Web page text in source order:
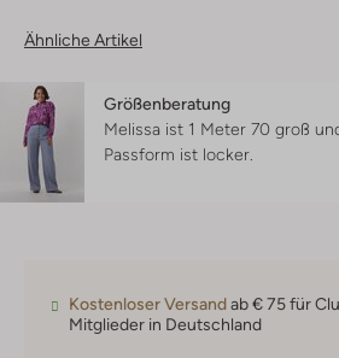
Ähnliche Artikel
Größenberatung
Melissa ist 1 Meter 70 groß
Passform ist locker
Kostenloser Versandab € 75 für
Mitglieder in Deutschland